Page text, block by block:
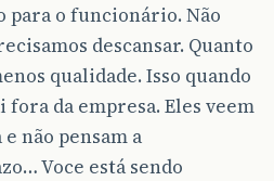
o funcionário. Não
descansar. Quanto
qualidade. Isso quando
da empresa. Eles veem
não pensam a
Voce está sendo